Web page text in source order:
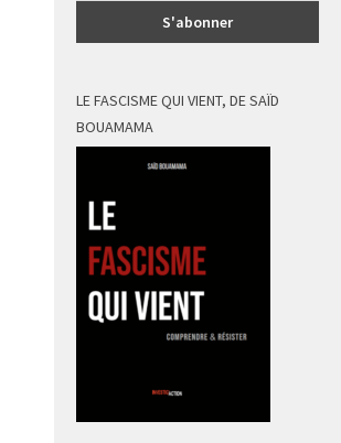
LE FASCISME QUI VIENT, DE SAÏD
BOUAMAMA